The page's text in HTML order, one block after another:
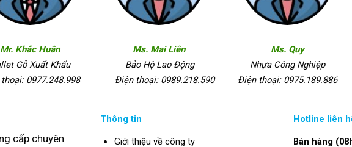
Mr. Khắc Huân
Gỗ Xuất Khẩu
0977.248.998
Ms. Mai Liên
Bảo Hộ Lao Động
Điện thoại: 0989.218.590
Ms. Quy
Nhựa Công Nghiệp
Điện thoại: 0975.189.886
cấp chuyên
Thông tin
Giới thiệu về công ty
Hotline liên
Bán hàng